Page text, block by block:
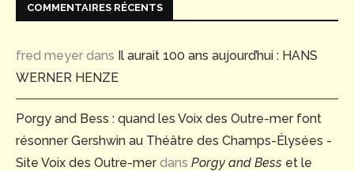
COMMENTAIRES RÉCENTS
fred meyer dans Il aurait 100 ans aujourd’hui : HANS
WERNER HENZE
Porgy and Bess : quand les Voix des Outre-mer font
résonner Gershwin au Théâtre des Champs-Élysées -
Site Voix des Outre-merdans Porgy and Bess et le